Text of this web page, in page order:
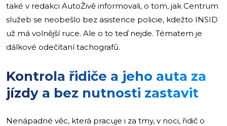
také v redakci AutoŽivě informovali, o tom, jak Centrum
služeb se neobešlo bez asistence policie, kdežto INSID
už má volnější ruce. Ale o to teď nejde. Tématem je
dálkové odečítaní tachografů.
Kontrola řidiče a jeho auta za
jízdy a bez nutnosti zastavit
Nenápadné věc, která pracuje i za tmy, v noci, řidič o